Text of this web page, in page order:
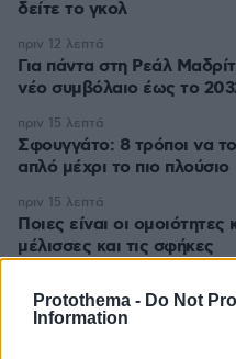
Protothema - Do Not
Information
Για πάντα στη Ρεάλ
νέο συμβόλαιο έως το
πριν 12 λεπτά
Σφουγγάτο: 8 τρόποι να
απλό μέχρι το πιο πλούσιο
πριν 15 λεπτά
Ποιες είναι οι
μέλισσες και τις σφήκες
πριν 15 λεπτά
Σαλάχ: Αποθεώθηκε από
Τραμπζονσπόρ στο